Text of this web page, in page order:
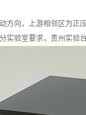
方向，上游相邻区为正压
验室要求，贵州实验